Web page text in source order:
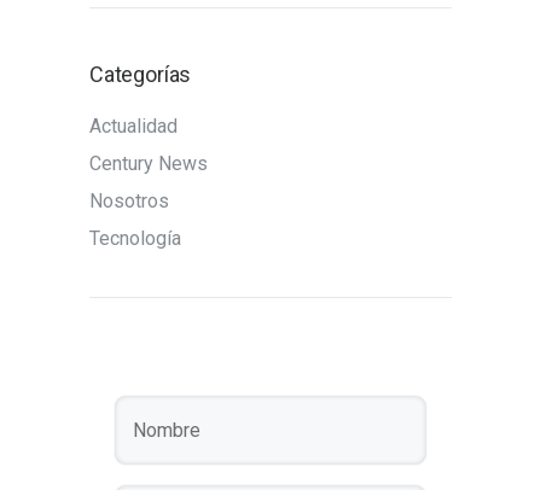
Categorías
Actualidad
Century News
Nosotros
Tecnología